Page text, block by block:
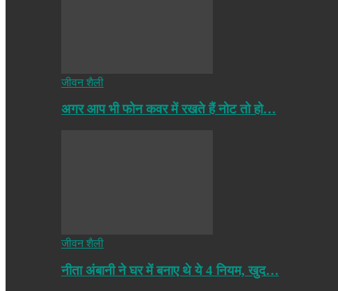
जीवन शैली
अगर आप भी फोन कवर में रखते हैं नोट तो हो…
जीवन शैली
नीता अंबानी ने घर में बनाए थे ये 4 नियम, खुद…